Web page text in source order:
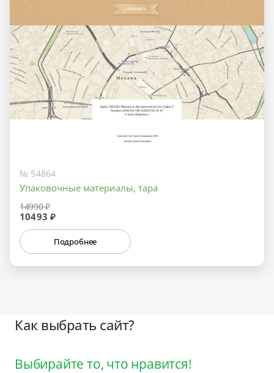
№ 54864
Упаковочные материалы, тара
14990 ₽
10493 ₽
Подробнее
Как выбрать сайт?
Выбирайте то, что нравится!